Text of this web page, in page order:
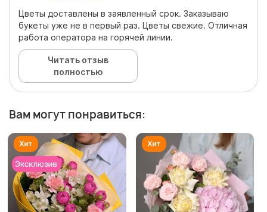
Цветы доставлены в заявленный срок. Заказываю
букеты уже не в первый раз. Цветы свежие. Отличная
работа оператора на горячей линии.
Читать отзыв
полностью
Вам могут понравиться: